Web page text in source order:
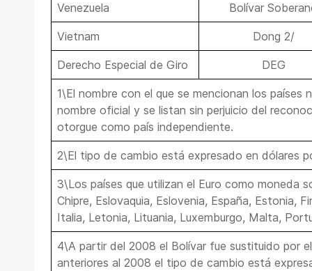
Venezuela Bolívar
Vietnam Dong 2/
Derecho Especial de Giro DEG
1\El nombre con el que se mencionan los países
nombre oficial y se listan sin perjuicio del
otorgue como país independiente.
2\El tipo de cambio está expresado en dólares
3\Los países que utilizan el Euro como moneda
Chipre, Eslovaquia, Eslovenia, España, Estonia,
Italia, Letonia, Lituania, Luxemburgo, Malta,
4\A partir del 2008 el Bolívar fue sustituido por
anteriores al 2008 el tipo de cambio está